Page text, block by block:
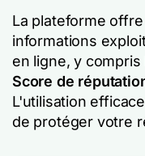
La plateforme
informations
en ligne, y
Score de
L'utilisation
de protéger votre